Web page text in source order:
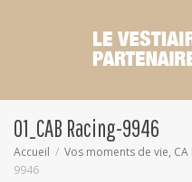
01_CAB Racing-9946
Accueil Vos moments de vie, CA
9946